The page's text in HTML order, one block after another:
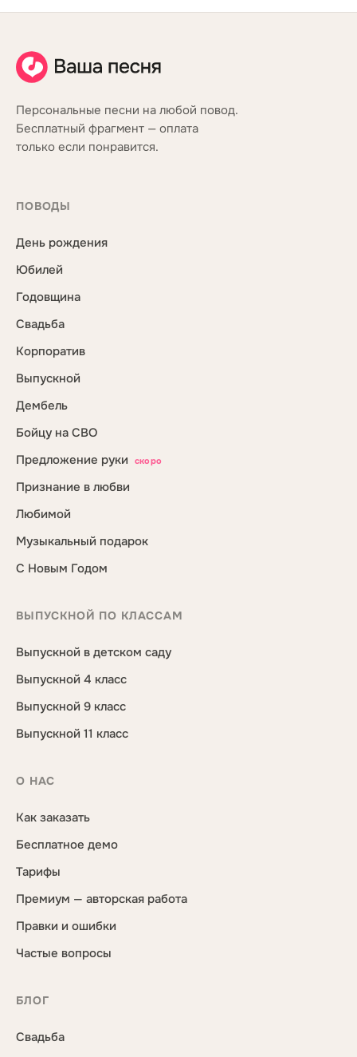
Персональные песни на любой повод.
Бесплатный фрагмент — оплата
только если понравится.
ПОВОДЫ
День рождения
Юбилей
Годовщина
Свадьба
Корпоратив
Выпускной
Дембель
Бойцу на СВО
Предложение руки
скоро
Признание в любви
Любимой
Музыкальный подарок
С Новым Годом
ВЫПУСКНОЙ ПО КЛАССАМ
Выпускной в детском саду
Выпускной 4 класс
Выпускной 9 класс
Выпускной 11 класс
О НАС
Как заказать
Бесплатное демо
Тарифы
Премиум — авторская работа
Правки и ошибки
Частые вопросы
БЛОГ
Свадьба